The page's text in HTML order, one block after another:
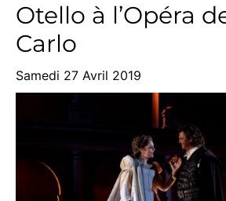
Otello à l’Opéra
Carlo
Samedi 27 Avril 2019